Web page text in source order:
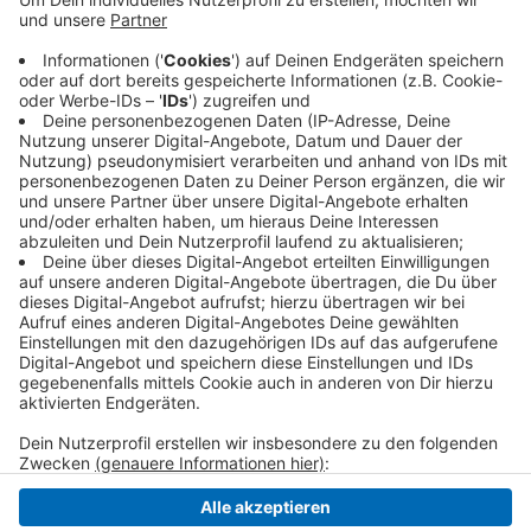
Anzeige
Das Gebäude sei stark verraucht, deswegen wird die
Feuerwehr es weiter erkunden, heißt es. Sie vermutet,
dass es sich bei der Lagerhalle um den ehemaligen
Natoshop handelt.
Anzeige